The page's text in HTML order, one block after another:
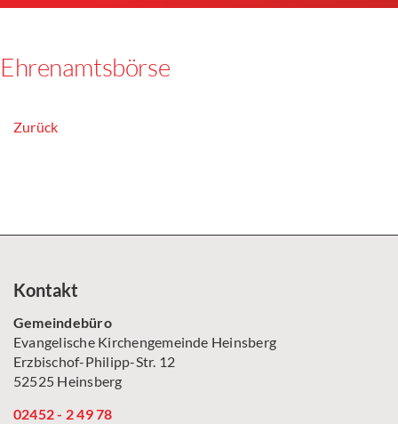
Ehrenamtsbörse
Zurück
Kontakt
Gemeindebüro
Evangelische Kirchengemeinde Heinsberg
Erzbischof-Philipp-Str. 12
52525 Heinsberg
02452 - 2 49 78